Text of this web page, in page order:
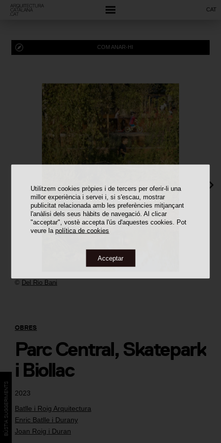
Utilitzem cookies pròpies i de tercers per oferir-li una
millor experiència i servei i, si s'escau, mostrar
publicitat relacionada amb les preferències mitjançant
l'anàlisi dels seus hàbits de navegació. Al clicar
"acceptar", vostè accepta l'ús d'aquestes cookies. Pot
veure lapolítica de cookies
Acceptar
CAT
2023
Batlle i Roig Arquitectura
Enric Batlle i Durany
Joan Roig i Duran
OBRES
Parc Central, Skatepark
i Biollac
COM ANAR-HI
© Del Rio Bani
BÚSTIA SUGGERIMENTS